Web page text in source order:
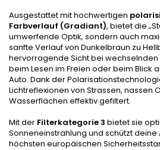
Ausgestattet mit hochwertigen
Farbverlauf (Gradiant), bietet die
umwerfende Optik, sondern auch
sanfte Verlauf von Dunkelbraun zu
hervorragende Sicht bei wechselnden
beim Lesen im Freien oder beim Blick
Auto. Dank der
Lichtreflexionen von Strassen, nassen
Wasserflächen effektiv gefiltert.
Mit der Filterkategorie 3 bietet sie
Sonneneinstrahlung und schützt
höchsten europäischen